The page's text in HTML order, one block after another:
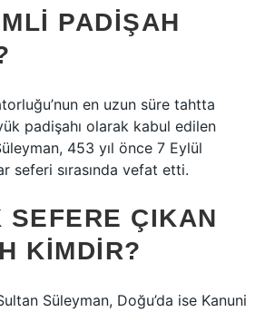
PADIŞAH
en uzun süre tahtta
padişahı olarak kabul edilen
453 yıl önce 7 Eylül
seferi sırasında vefat etti.
SEFERE ÇIKAN
KIMDIR?
Süleyman, Doğu’da ise Kanuni